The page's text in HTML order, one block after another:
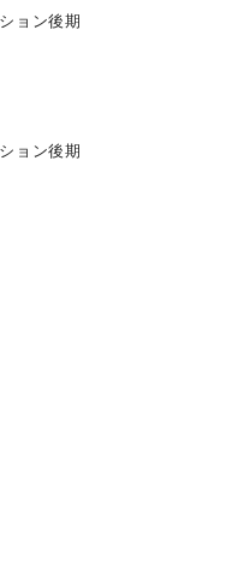
ョン後期
ョン後期